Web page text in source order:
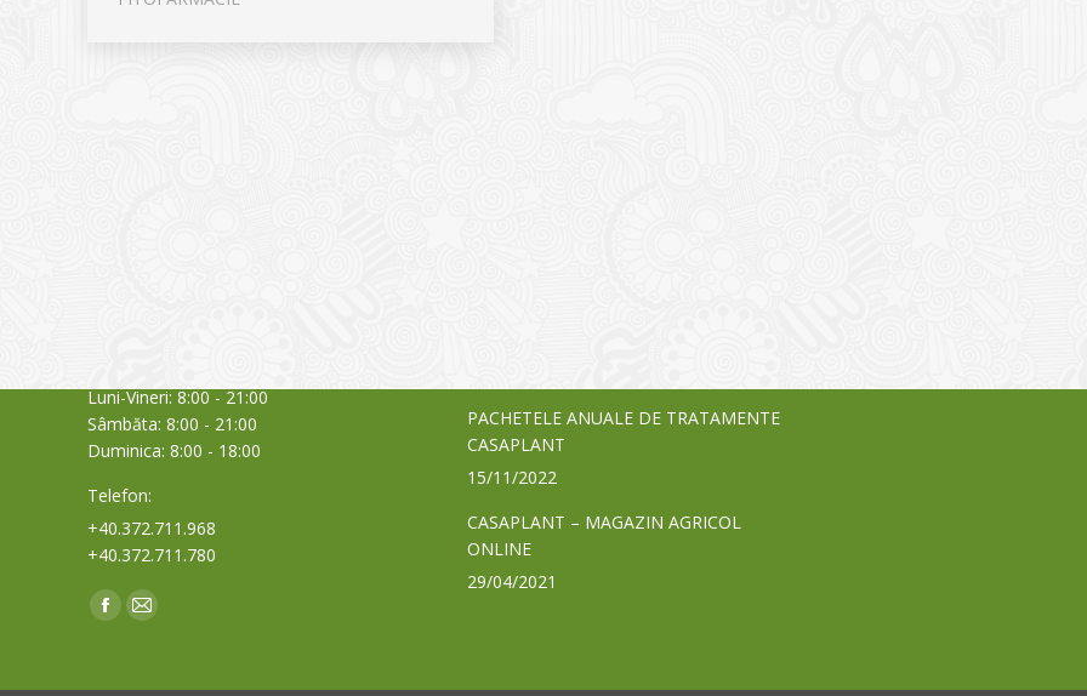
Luni-Vineri: 8:00 - 21:00
Sâmbăta: 8:00 - 21:00
Duminica: 8:00 - 18:00
Telefon:
+40.372.711.968
+40.372.711.780
Find us on:
Facebook
Mail
PACHETELE ANUALE DE TRATAMENTE
CASAPLANT
15/11/2022
CASAPLANT – MAGAZIN AGRICOL
ONLINE
29/04/2021